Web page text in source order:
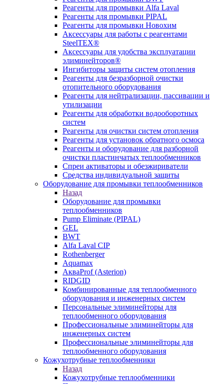
Реагенты для промывки Alfa Laval
Реагенты для промывки PIPAL
Реагенты для промывки Новохим
Аксессуары для работы с реагентами
SteelTEX®
Аксессуары для удобства эксплуатации
элиминейторов®
Ингибиторы защиты систем отопления
Реагенты для безразборной очистки
отопительного оборудования
Реагенты для нейтрализации, пассивации и
утилизации
Реагенты для обработки водооборотных
систем
Реагенты для очистки систем отопления
Реагенты для установок обратного осмоса
Реагенты и оборудование для разборной
очистки пластинчатых теплообменников
Спреи активаторы и обезжириватели
Средства индивидуальной защиты
Оборудование для промывки теплообменников
Назад
Оборудование для промывки
теплообменников
Pump Eliminate (PIPAL)
GEL
BWT
Alfa Laval CIP
Rothenberger
Aquamax
АкваProf (Asterion)
RIDGID
Комбинированные для теплообменного
оборудования и инженерных систем
Персональные элиминейторы для
теплообменного оборудования
Профессиональные элиминейторы для
инженерных систем
Профессиональные элиминейторы для
теплообменного оборудования
Кожухотрубные теплообменники
Назад
Кожухотрубные теплообменники